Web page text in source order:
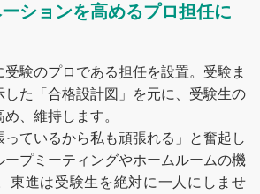
ションを高めるプロ担任に
験のプロである担任を設置。受験ま
した「合格設計図」を元に、受験生の
、維持します。
っているから私も頑張れる」と奮起し
ープミーティングやホームルームの機
東進は受験生を絶対に一人にしませ